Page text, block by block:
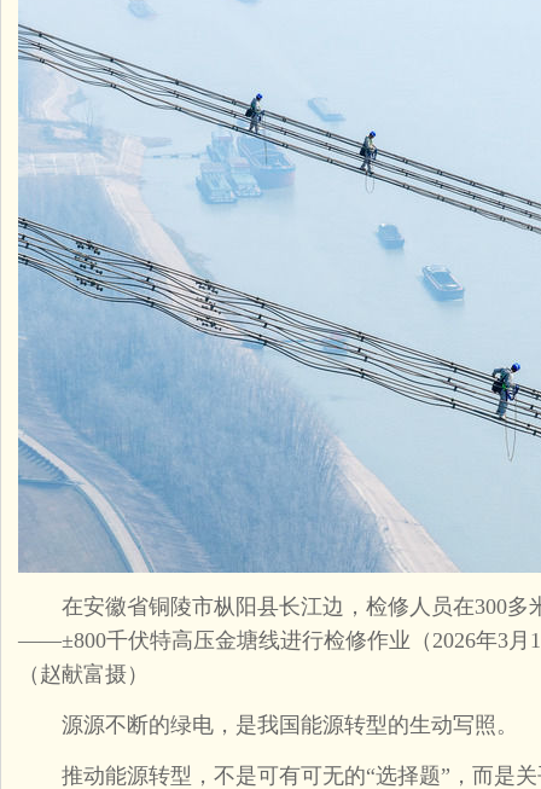
在安徽省铜陵市枞阳县长江边，检修人员在300多
——±800千伏特高压金塘线进行检修作业（2026年3月
（赵献富摄）
源源不断的绿电，是我国能源转型的生动写照。
推动能源转型，不是可有可无的“选择题”，而是关